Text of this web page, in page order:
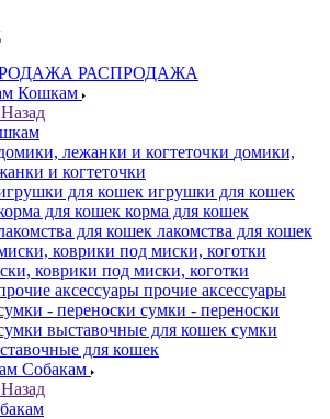
РАСПРОДАЖА
Кошкам
Назад
домики,
и когтеточки
игрушки для кошек
корма для кошек
лакомства для кошек
коврики под миски, коготки
прочие аксессуары
сумки - переноски
сумки
для кошек
Собакам
Назад